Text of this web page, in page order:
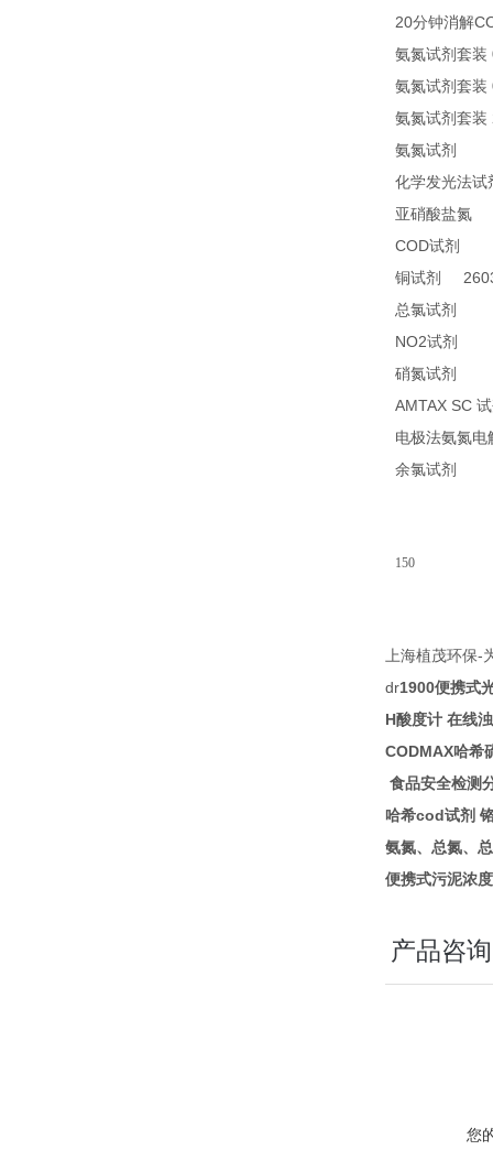
20分钟消解
氨氮试剂套装
氨氮试剂套装
氨氮试剂套装
氨氮试剂
化学发光法试
亚硝酸盐氮
COD试剂
铜试剂
总氯试剂
NO2试剂
硝氮试剂
AMTAX SC
电极法氨氮电
余氯试剂
150
上海植茂环保-
dr1900便携式
H酸度计 在线
CODMAX哈希
食品安全检测
哈希cod试剂
氨氮、总氮、
便携式污泥浓
产品咨询
您